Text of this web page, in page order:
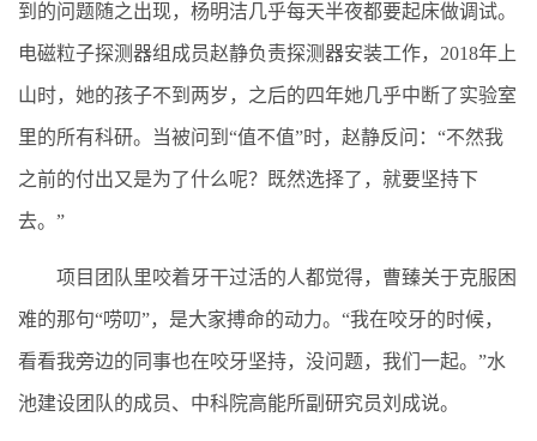
到的问题随之出现，杨明洁几乎每天半夜都要起床做调试。
电磁粒子探测器组成员赵静负责探测器安装工作，2018年上
山时，她的孩子不到两岁，之后的四年她几乎中断了实验室
里的所有科研。当被问到“值不值”时，赵静反问：“不然我
之前的付出又是为了什么呢？既然选择了，就要坚持下
去。”
项目团队里咬着牙干过活的人都觉得，曹臻关于克服困
难的那句“唠叨”，是大家搏命的动力。“我在咬牙的时候，
看看我旁边的同事也在咬牙坚持，没问题，我们一起。”水
池建设团队的成员、中科院高能所副研究员刘成说。